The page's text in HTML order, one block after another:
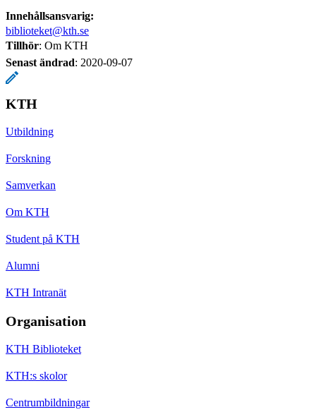
Innehållsansvarig:
biblioteket@kth.se
Tillhör: Om KTH
Senast ändrad: 2020-09-07
KTH
Utbildning
Forskning
Samverkan
Om KTH
Student på KTH
Alumni
KTH Intranät
Organisation
KTH Biblioteket
KTH:s skolor
Centrumbildningar